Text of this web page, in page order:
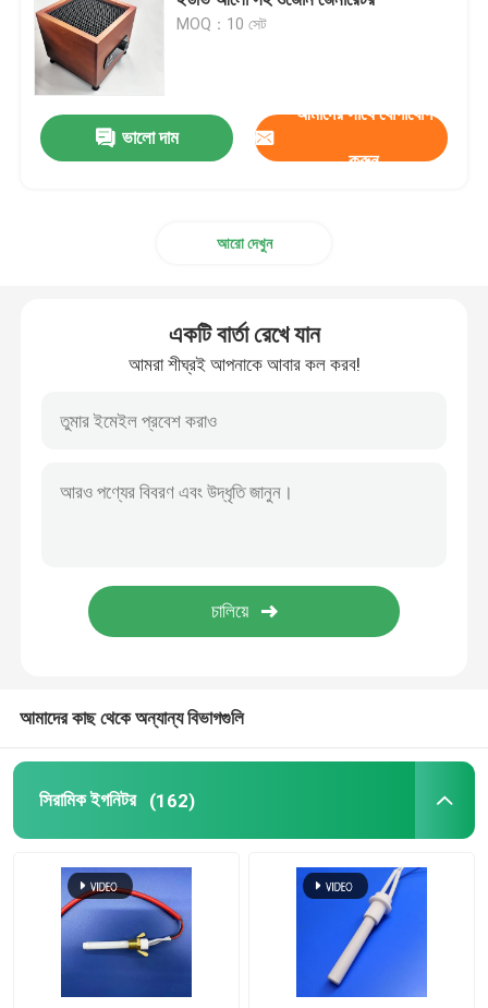
সিরামিক ইগনিটর
সিলিকন নাইট্রাইড ইনজাইটার
পোর্টেবল ওজোন মেশিন
MOQ：10 সেট
ভালো দাম
আমাদের সাথে যোগাযোগ
করুন
আরো দেখুন
একটি বার্তা রেখে যান
আমরা শীঘ্রই আপনাকে আবার কল করব!
আমাদের কাছ থেকে অন্যান্য বিভাগগুলি
সিরামিক ইগনিটর (162)